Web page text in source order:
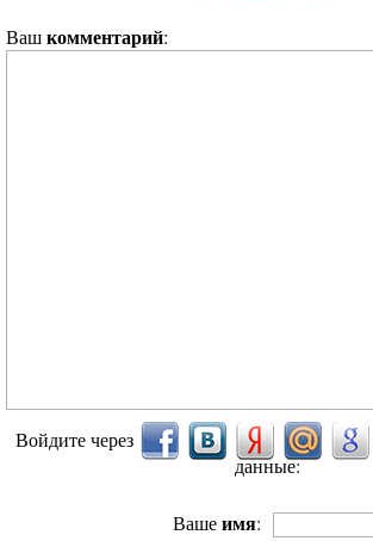
Вашкомментарий:
Войдите через
данные:
Вашеимя: